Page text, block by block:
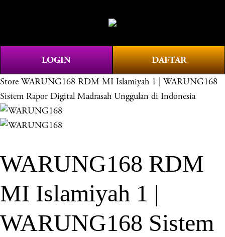
e
u
LOGIN DAFTAR
Store WARUNG168 RDM MI Islamiyah 1 | WARUNG168
Sistem Rapor Digital Madrasah Unggulan di Indonesia
WARUNG168 RDM
MI Islamiyah 1 |
WARUNG168 Sistem